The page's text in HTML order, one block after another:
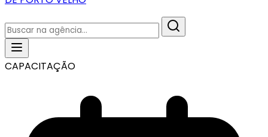
CAPACITAÇÃO